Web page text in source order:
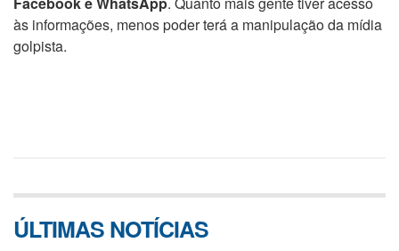
às informações, menos poder terá a manipulação da mídia
golpista.
ÚLTIMAS NOTÍCIAS